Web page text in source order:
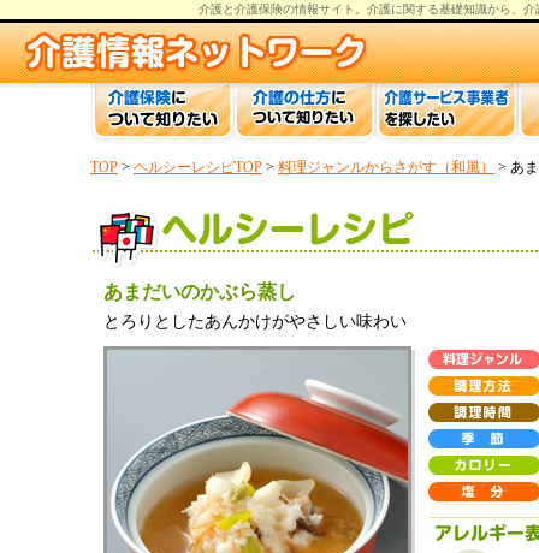
介護と介護保険の情報サイト。 介護に関する基礎知識から、 介
TOP > ヘルシーレシピTOP > 料理ジャンルからさがす（和風） > あ
あまだいのかぶら蒸し
とろりとしたあんかけがやさしい味わい